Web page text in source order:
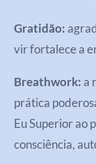
Gratidão:
vir fortalece a
Breathwork: a
prática
Eu Superior ao
consciência,